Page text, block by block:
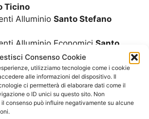
Consenso Cookie
utilizziamo tecnologie come i cookie
alle informazioni del dispositivo. Il
ci permetterà di elaborare dati come il
o ID unici su questo sito. Non
consenso può influire negativamente su alcune
Ticino
Alluminio Santo Stefano
Alluminio Economici Santo
Ticino
Alluminio I MiglioriSanto
Ticino
Alluminio A Basso Costo
Ticino
Alluminio A Costi Bassi